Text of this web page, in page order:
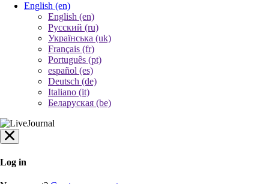
English (en)
English (en)
Русский (ru)
Українська (uk)
Français (fr)
Português (pt)
español (es)
Deutsch (de)
Italiano (it)
Беларуская (be)
Log in